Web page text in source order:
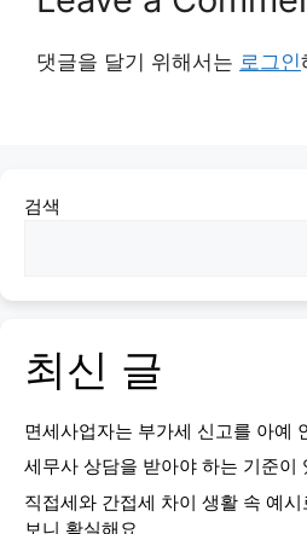
댓글을 달기 위해서는 로그인
검색
최신 글
면세사업자는 부가세 신고를 아예
세무사 상담을 받아야 하는 기준이
직접세와 간접세 차이 생활 속 예
보니 확실해요